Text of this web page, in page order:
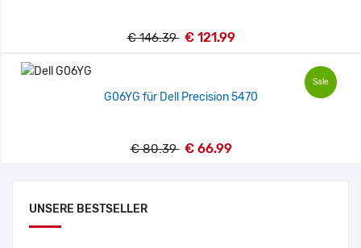
UNSERE BESTSELLER
€ 146.39 € 121.99
Sale
G06YG für Dell Precision 5470
€ 80.39 € 66.99